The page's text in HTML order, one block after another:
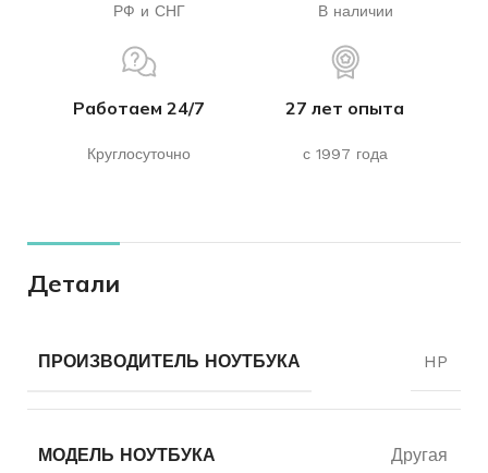
РФ и СНГ В наличии
Работаем 24/7
Круглосуточно
27 лет опыта
с 1997 года
Детали
ПРОИЗВОДИТЕЛЬ НОУТБУКА HP
МОДЕЛЬ НОУТБУКА Другая